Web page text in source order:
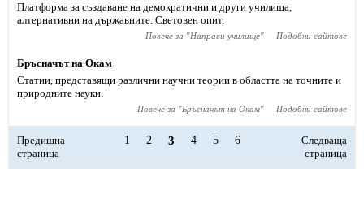
Платформа за създаване на демократични и други училища,
алтернативни на държавните. Световен опит.
Повече за "Направи училище" Подобни сайтове
Бръсначът на Окам
Статии, представящи различни научни теории в областта на точните и
природните науки.
Повече за "Бръсначът на Окам" Подобни сайтове
Предишна
страница
1 2 3 4 5 6
Следваща
страница